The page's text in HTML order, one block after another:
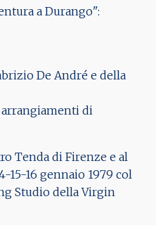
a Durango":
De André e della
di
Tenda di Firenze e al
15-16 gennaio 1979 col
Studio della Virgin